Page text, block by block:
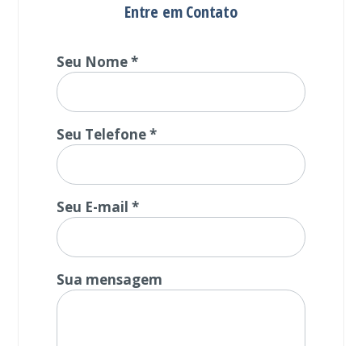
Entre em Contato
Seu Nome *
Seu Telefone *
Seu E-mail *
Sua mensagem